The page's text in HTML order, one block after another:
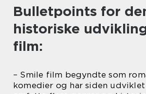
Bulletpoints for
historiske
film:
– Smile film begyndte som
komedier og har siden